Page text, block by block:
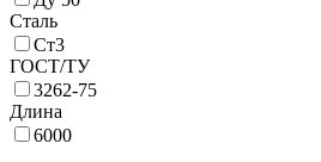
Сталь
Ст3
ГОСТ/ТУ
3262-75
Длина
6000